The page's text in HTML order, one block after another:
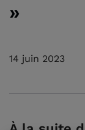
»
14 juin 2023